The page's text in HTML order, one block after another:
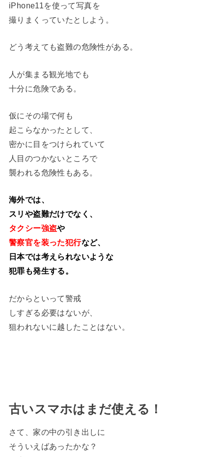
iPhone11を使って写真を
撮りまくっていたとしよう。
どう考えても盗難の危険性がある。
人が集まる観光地でも
十分に危険である。
仮にその場で何も
起こらなかったとして、
密かに目をつけられていて
人目のつかないところで
襲われる危険性もある。
海外では、
スリや盗難だけでなく、
タクシー強盗や
警察官を装った犯行など、
日本では考えられないような
犯罪も発生する。
だからといって警戒
しすぎる必要はないが、
狙われないに越したことはない。
古いスマホはまだ使える！
さて、家の中の引き出しに
そういえばあったかな？